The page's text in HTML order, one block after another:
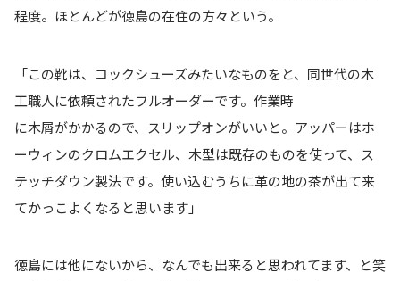
程度。ほとんどが徳島の在住の方々という。
「この靴は、コックシューズみたいなものをと、同世代の木
工職人に依頼されたフルオーダーです。作業時
に木屑がかかるので、スリップオンがいいと。アッパーはホ
ーウィンのクロムエクセル、木型は既存のものを使って、ス
テッチダウン製法です。使い込むうちに革の地の茶が出て来
てかっこよくなると思います」
徳島には他にないから、なんでも出来ると思われてます、と笑